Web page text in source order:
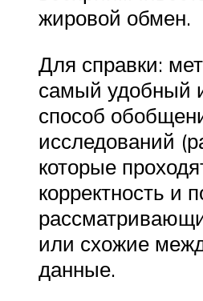
жировой обмен.
Для справки:
самый удобный
способ
исследований
которые
корректность и
или схожие
данные.